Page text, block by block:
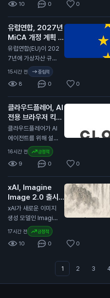
생성하는 등 활동이
변화는 비트코인과 다
른 암호화폐의 거래량
을 증가시키고 있습니
다. 이번 사건은 일반
투자자에게 중요한 의
미를 가집니다. 보안
문제가 발생하면 사용
며, 이는 비트코인 가
격에 긍정적인 영향을
미칠 수 있습니다.
호화폐의 변동성이 커
진 이유로 경제 불안
정을 지적하고 있습니
다. 일반 투자자에게
이 소식은 암호화폐
투자에 대한 신뢰가
미합니다. 이는 향후
암호화폐 가격에 부정
있습니다.
습니다. 이번 계약 연
장은 서클이 코인베이
스 플랫폼에서 USD
C의 중심 역할을 계속
유지할 수 있게 합니
다. 서클은 분기 배당
금을 포기하고, 제품
개발과 성장 기회에
재투자하기로 결정했
습니다. 서클은 지난
분기 동안 7억 1천만
달러(약 9천 5백억
원)의 수익을 기록했
습니다. 이는 전년 대
니다. USDC의 유통
량은 전년 대비 19%
러(약 99조 원)에 달
했습니다. 코인베이스
는 이 유통량의 약 3
0%를 보유하고 있습
니다. 이번 계약 연장
은 일반 투자자에게
중요한 의미를 가집니
성장을 위해 재투자하
10 0 0
유럽연합, 2027년
MiCA 개정 계획 발
표
N
유럽연합(EU)이 202
7년에 가상자산 규제
법안인 MiCA(가상자
산 시장 규제)를 개정
할 계획이라고 발표했
습니다. 이 개정안은
비EU 국가의 가상자
산 발행자, 스테이블
코인, 토큰화된 결제
방식을 다룰 예정입니
다. MiCA는 유럽 내
가상자산 시장의 규제
를 강화하기 위해 제
정된 법안입니다. 이
번 개정은 글로벌 가
상자산 시장의 변화에
대응하기 위한 것으
로, 특히 유럽 외부의
발행자와 관련된 규제
를 포함합니다. 이는
유럽 내 가상자산 사
높이기 위한 노력으로
표는 일반 투자자에게
15시간 전 중립적
8 0 0
클라우드플레어, AI
전용 브라우저 킥서
프 출시
N
클라우드플레어가 AI
에이전트를 위해 설계
된 브라우저 킥서프(K
itesurf)를 출시했습
니다. 이 브라우저는
클라우드플레어의 서
버리스 플랫폼인 워커
스(Workers) 위에서
작동합니다. 킥서프는
현재 베타 버전으로
무료로 제공됩니다.
클라우드플레어는 킥
서프를 단 12주 만에
라우저는 AI 에이전트
로 탐색하도록 돕습니
16시간 전 긍정적
9 0 0
xAI, Imagine
Image 2.0 출시
발표
N
xAI가 새로운 이미지
생성 모델인 Imagin
e Image 2.0을 출시
했습니다. 이 모델은
Grok 웹사이트와 iO
사용자는 보다 정밀한
이미지 편집과 템플릿
17시간 전 긍정적
10 0 0
1 2 3